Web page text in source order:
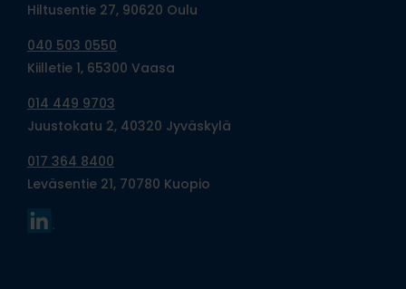
Hiltusentie 27, 90620 Oulu
040 503 0550
Kiilletie 1, 65300 Vaasa
014 449 9703
Juustokatu 2, 40320 Jyväskylä
017 364 8400
Leväsentie 21, 70780 Kuopio